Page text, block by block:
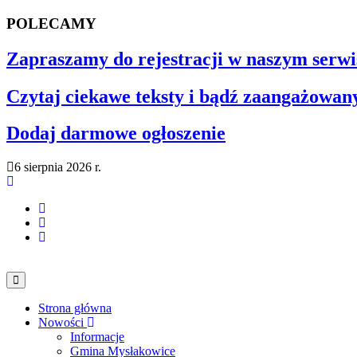
POLECAMY
Zapraszamy do rejestracji w naszym
Czytaj ciekawe teksty i bądź
Dodaj darmowe ogłoszenie
6 sierpnia 2026 r.
Strona główna
Nowości
Informacje
Gmina Mysłakowice